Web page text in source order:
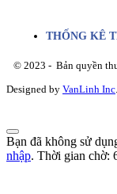
THỐNG KÊ
© 2023 - Bản quyền
Designed by VanLinh Inc
Bạn đã không sử
nhập. Thời gian chờ: